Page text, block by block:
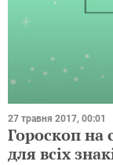
27 травня 2017, 00:01
Гороскоп на
для всіх